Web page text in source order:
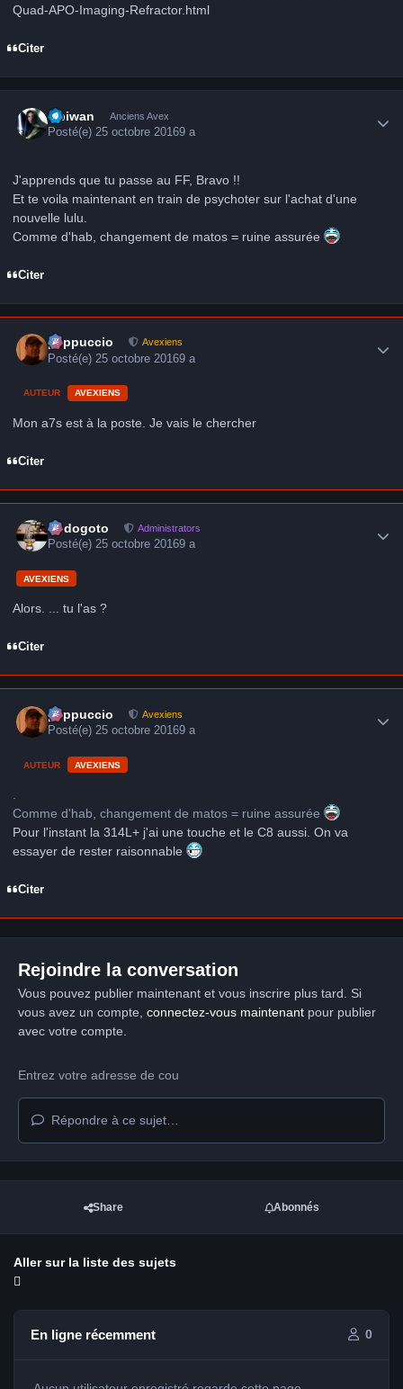
Quad-APO-Imaging-Refractor.html
Citer
Obiwan Anciens Avex
Posté(e)25 octobre 20169 a
J'apprends que tu passe au FF, Bravo !!
Et te voila maintenant en train de psychoter sur l'achat d'une
nouvelle lulu.
Comme d'hab, changement de matos = ruine assurée
Citer
peppuccio Avexiens
Posté(e) 25 octobre 20169 a
AUTEUR AVEXIENS
Mon a7s est à la poste. Je vais le chercher
Citer
frédogoto Administrators
Posté(e)25 octobre 20169 a
AVEXIENS
Alors. ... tu l'as ?
Citer
peppuccio Avexiens
Posté(e)25 octobre 20169 a
AUTEUR AVEXIENS
Comme d'hab, changement de matos = ruine assurée
Pour l'instant la 314L+ j'ai une touche et le C8 aussi. On va
essayer de rester raisonnable
Citer
Rejoindre la conversation
Vous pouvez publier maintenant et vous inscrire plus tard. Si
vous avez un compte, connectez-vous maintenantpour publier
avec votre compte.
Répondre à ce sujet…
Share Abonnés
Aller sur la liste des sujets
En ligne récemment 0